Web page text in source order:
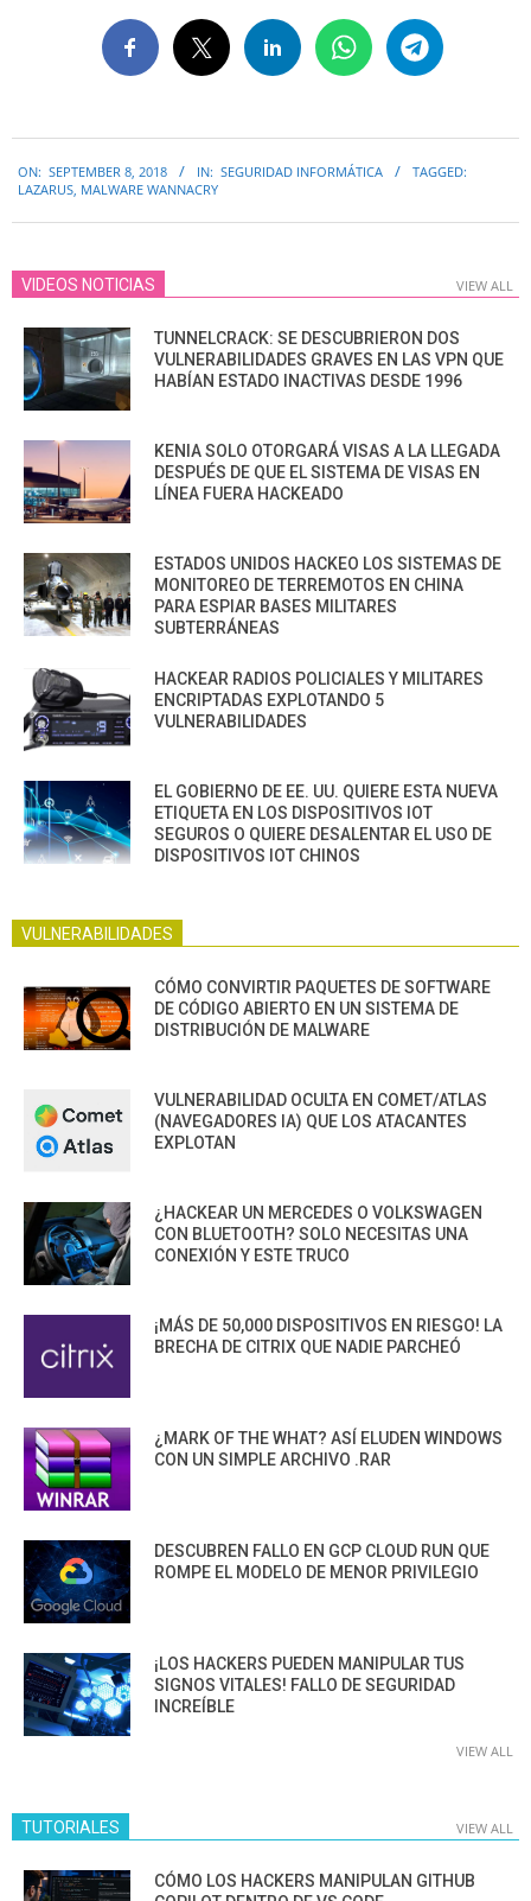
09-
ON: SEPTEMBER 8, 2018 IN: SEGURIDAD INFORMÁTICA
TAGGED:
LAZARUS, MALWARE WANNACRY
VIDEOS NOTICIAS VIEW ALL
TUNNELCRACK: SE DESCUBRIERON DOS
VULNERABILIDADES GRAVES EN LAS VPN QUE
HABÍAN ESTADO INACTIVAS DESDE 1996
KENIA SOLO OTORGARÁ VISAS A LA LLEGADA
DESPUÉS DE QUE EL SISTEMA DE VISAS EN
LÍNEA FUERA HACKEADO
ESTADOS UNIDOS HACKEO LOS SISTEMAS DE
MONITOREO DE TERREMOTOS EN CHINA
PARA ESPIAR BASES MILITARES
SUBTERRÁNEAS
HACKEAR RADIOS POLICIALES Y MILITARES
ENCRIPTADAS EXPLOTANDO 5
VULNERABILIDADES
EL GOBIERNO DE EE. UU. QUIERE ESTA NUEVA
ETIQUETA EN LOS DISPOSITIVOS IOT
SEGUROS O QUIERE DESALENTAR EL USO DE
DISPOSITIVOS IOT CHINOS
VULNERABILIDADES
CÓMO CONVIRTIR PAQUETES DE SOFTWARE
DE CÓDIGO ABIERTO EN UN SISTEMA DE
DISTRIBUCIÓN DE MALWARE
VULNERABILIDAD OCULTA EN COMET/ATLAS
(NAVEGADORES IA) QUE LOS ATACANTES
EXPLOTAN
¿HACKEAR UN MERCEDES O VOLKSWAGEN
CON BLUETOOTH? SOLO NECESITAS UNA
CONEXIÓN Y ESTE TRUCO
¡MÁS DE 50,000 DISPOSITIVOS EN RIESGO! LA
BRECHA DE CITRIX QUE NADIE PARCHEÓ
¿MARK OF THE WHAT? ASÍ ELUDEN WINDOWS
CON UN SIMPLE ARCHIVO .RAR
DESCUBREN FALLO EN GCP CLOUD RUN QUE
ROMPE EL MODELO DE MENOR PRIVILEGIO
¡LOS HACKERS PUEDEN MANIPULAR TUS
SIGNOS VITALES! FALLO DE SEGURIDAD
INCREÍBLE
VIEW ALL
TUTORIALES VIEW ALL
CÓMO LOS HACKERS MANIPULAN GITHUB